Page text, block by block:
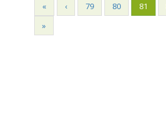
« ‹ 79 80 81
»